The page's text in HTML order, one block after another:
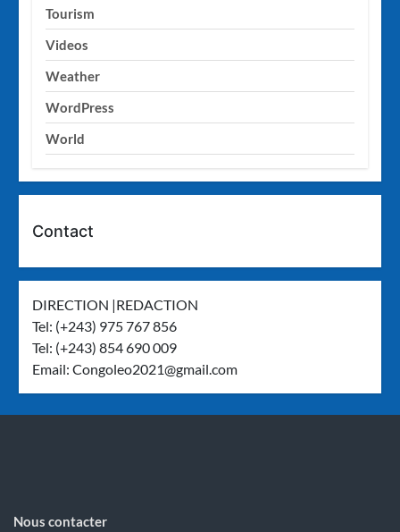
Tourism
Videos
Weather
WordPress
World
Contact
DIRECTION |REDACTION
Tel: (+243) 975 767 856
Tel: (+243) 854 690 009
Email:Congoleo2021@gmail.com
Nous contacter